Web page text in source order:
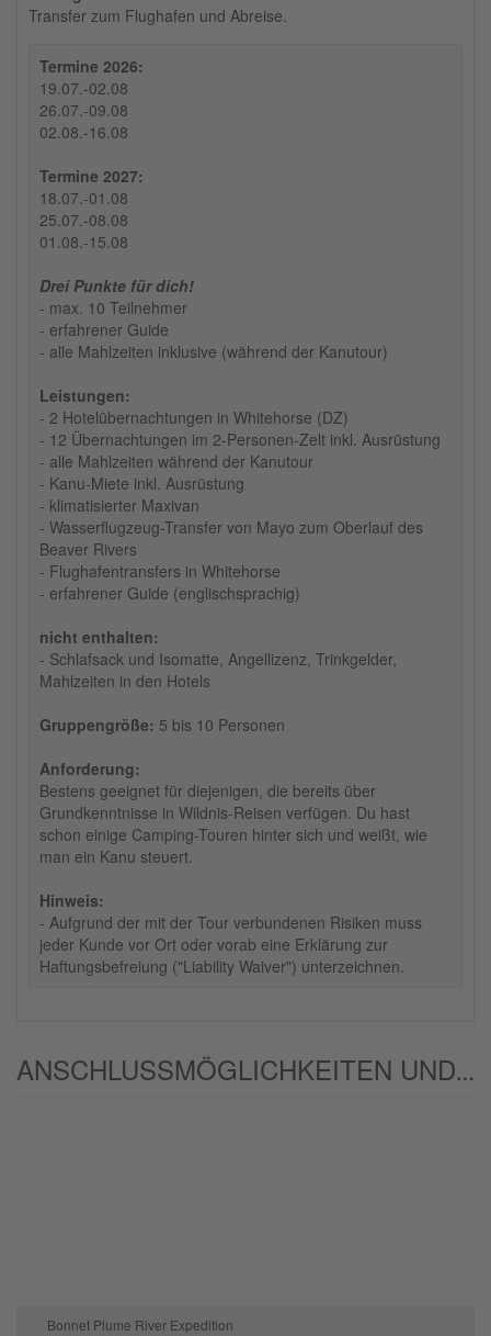
Transfer zum Flughafen und Abreise.
Termine 2026:
19.07.-02.08
26.07.-09.08
02.08.-16.08
Termine 2027:
18.07.-01.08
25.07.-08.08
01.08.-15.08
Drei Punkte für dich!
- max. 10 Teilnehmer
- erfahrener Guide
- alle Mahlzeiten inklusive (während der Kanutour)
Leistungen:
- 2 Hotelübernachtungen in Whitehorse (DZ)
- 12 Übernachtungen im 2-Personen-Zelt inkl. Ausrüstung
- alle Mahlzeiten während der Kanutour
- Kanu-Miete inkl. Ausrüstung
- klimatisierter Maxivan
- Wasserflugzeug-Transfer von Mayo zum Oberlauf des
Beaver Rivers
- Flughafentransfers in Whitehorse
- erfahrener Guide (englischsprachig)
nicht enthalten:
- Schlafsack und Isomatte, Angellizenz, Trinkgelder,
Mahlzeiten in den Hotels
Gruppengröße: 5 bis 10 Personen
Anforderung:
Bestens geeignet für diejenigen, die bereits über
Grundkennt­nisse in Wildnis-Reisen ver­fügen. Du hast
schon einige Camping-Touren hinter sich und weißt, wie
man ein Kanu steuert.
Hinweis:
- Aufgrund der mit der Tour verbundenen Risiken muss
jeder Kunde vor Ort oder vorab eine Erklärung zur
Haftungsbefreiung ("Liability Waiver") unterzeichnen.
ANSCHLUSSMÖGLICHKEITEN UND/ODER ALTERNATIVEN:
Bonnet Plume River Expedition